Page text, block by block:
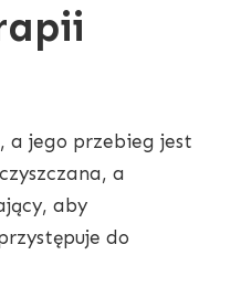
a jego przebieg jest
a
aby
do